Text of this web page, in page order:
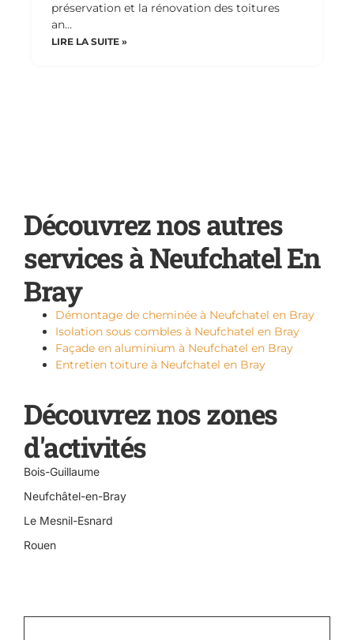
préservation et la rénovation des toitures
an…
LIRE LA SUITE »
Découvrez nos autres
services à Neufchatel En
Bray
Démontage de cheminée à Neufchatel en Bray
Isolation sous combles à Neufchatel en Bray
Façade en aluminium à Neufchatel en Bray
Entretien toiture à Neufchatel en Bray
Découvrez nos zones
d'activités
Bois-Guillaume
Neufchâtel-en-Bray
Le Mesnil-Esnard
Rouen